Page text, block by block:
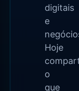
digitais
e
Hoje
o
que